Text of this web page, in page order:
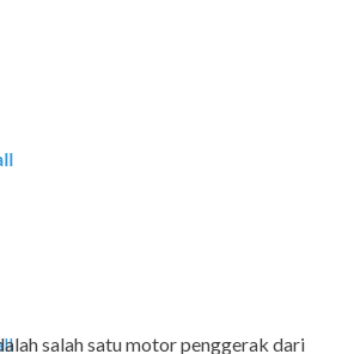
salah satu motor penggerak dari